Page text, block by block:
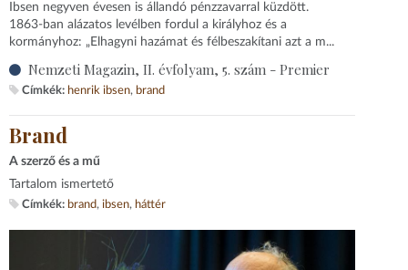
Ibsen negyven évesen is állandó pénzzavarral küzdött.
1863-ban alázatos levélben fordul a királyhoz és a
kormányhoz: „Elhagyni hazámat és félbeszakítani azt a m...
Nemzeti Magazin, II. évfolyam, 5. szám - Premier
Címkék: henrik ibsen brand
Brand
A szerző és a mű
Tartalom ismertető
Címkék: brand ibsen háttér